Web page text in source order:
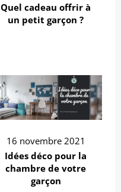
Quel cadeau offrir à
un petit garçon ?
16 novembre 2021
Idées déco pour la
chambre de votre
garçon